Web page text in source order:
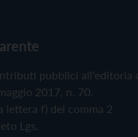
pubblici all'editoria
2017, n. 70.
lettera f) del comma 2
Lgs.